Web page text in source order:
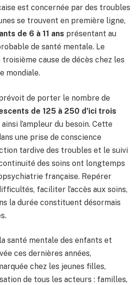
est concernée par des troubles
se trouvent en première ligne,
de 6 à 11 ans présentant au
de santé mentale. Le
cause de décès chez les
mondiale.
de porter le nombre de
de 125 à 250 d’ici trois
l’ampleur du besoin. Cette
une prise de conscience
tardive des troubles et le suivi
des soins ont longtemps
française. Repérer
faciliter l’accès aux soins,
la durée constituent désormais
santé mentale des enfants et
ces dernières années,
chez les jeunes filles,
de tous les acteurs : familles,